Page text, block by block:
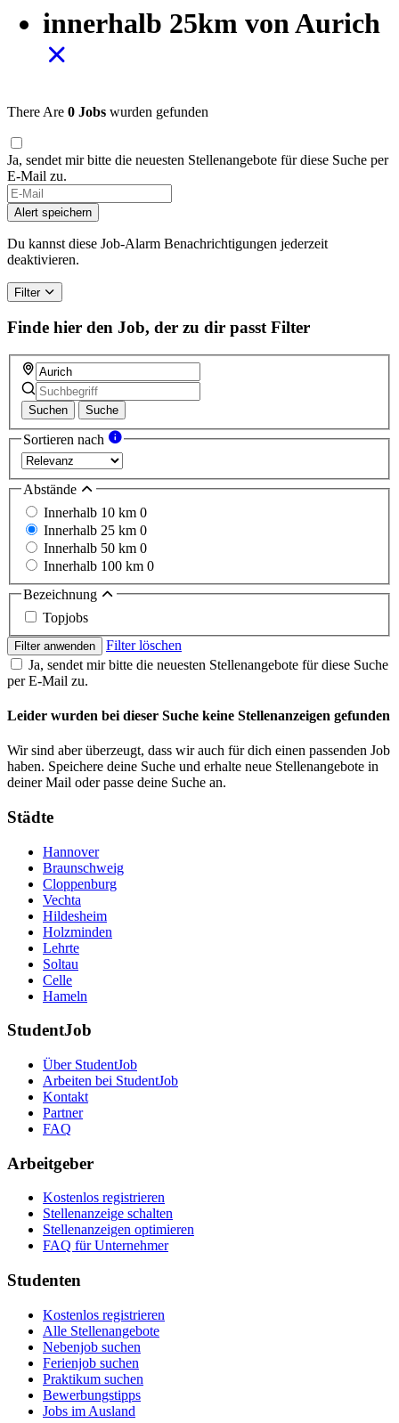
innerhalb 25km von Aurich
There Are 0 Jobs wurden gefunden
Ja, sendet mir bitte die neuesten Stellenangebote für diese Suche per
E-Mail zu.
If
you
are
a
human,
this
field
Alert speichern
Du kannst diese Job-Alarm Benachrichtigungen jederzeit
deaktivieren.
Filter
Finde hier den Job, der zu dir passt Filter
Suchen Suche
Sortieren nach
Abstände
Innerhalb 10 km 0
Innerhalb 25 km 0
Innerhalb 50 km 0
Innerhalb 100 km 0
Bezeichnung
Topjobs
Filter anwenden
Filter löschen
Ja, sendet mir bitte die neuesten Stellenangebote für diese Suche
per E-Mail zu.
Leider wurden bei dieser Suche keine Stellenanzeigen gefunden
Wir sind aber überzeugt, dass wir auch für dich einen passenden Job
haben. Speichere deine Suche und erhalte neue Stellenangebote in
deiner Mail oder passe deine Suche an.
Städte
Hannover
Braunschweig
Cloppenburg
Vechta
Hildesheim
Holzminden
Lehrte
Soltau
Celle
Hameln
StudentJob
Über StudentJob
Arbeiten bei StudentJob
Kontakt
Partner
FAQ
Arbeitgeber
Kostenlos registrieren
Stellenanzeige schalten
Stellenanzeigen optimieren
FAQ für Unternehmer
Studenten
Kostenlos registrieren
Alle Stellenangebote
Nebenjob suchen
Ferienjob suchen
Praktikum suchen
Bewerbungstipps
Jobs im Ausland